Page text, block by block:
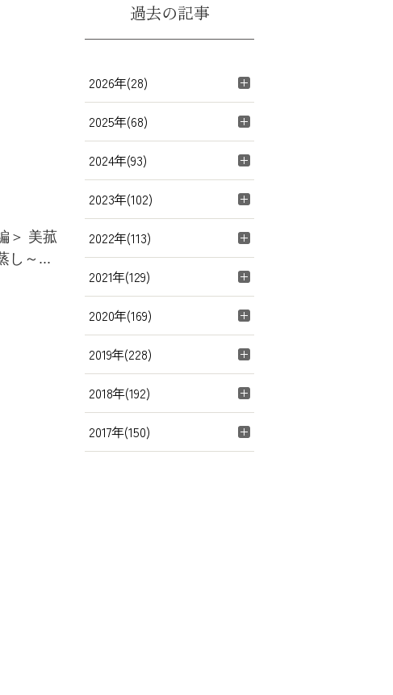
＞ 美菰
し～...
過去の記事
2026年(28)
2025年(68)
2024年(93)
2023年(102)
2022年(113)
2021年(129)
2020年(169)
2019年(228)
2018年(192)
2017年(150)